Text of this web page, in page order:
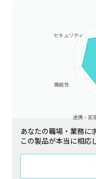
連携・拡
機能性
セキュリティ
あなたの職場・業務に
この製品が本当に相応